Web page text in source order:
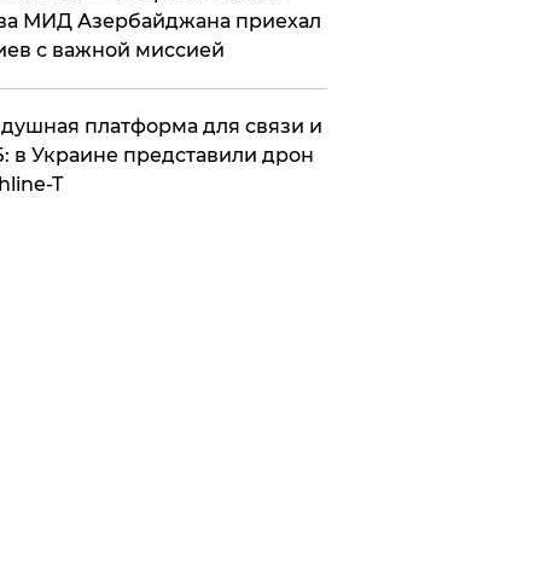
МИД Азербайджана приехал
с важной миссией
платформа для связи и
в Украине представили дрон
T